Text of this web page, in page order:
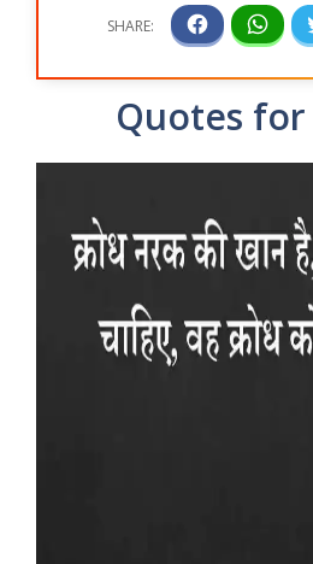
Quotes